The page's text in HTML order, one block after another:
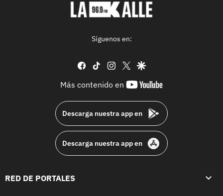
Síguenos en:
facebook
tiktok instagram
twittergoogle
Más contenido en
youtube-
Descarga nuestra app en
Descarga nuestra app en
RED DE PORTALES